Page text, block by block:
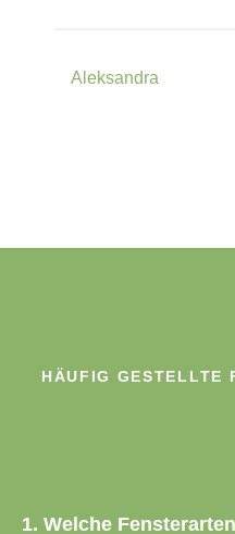
Aleksandra
HÄUFIG GESTELLTE
1. Welche